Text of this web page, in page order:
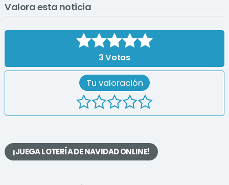
Valora esta noticia
3Votos
Tu valoración
¡JUEGA LOTERÍA DE NAVIDAD ONLINE!